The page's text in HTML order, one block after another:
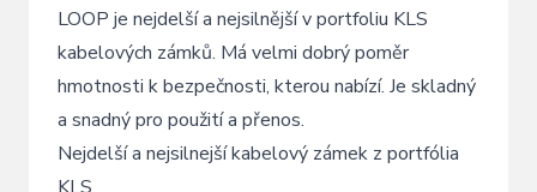
LOOP je nejdelší a nejsilnější v portfoliu KLS
kabelových zámků. Má velmi dobrý poměr
hmotnosti k bezpečnosti, kterou nabízí. Je skladný
a snadný pro použití a přenos.
Nejdelší a nejsilnejší kabelový zámek z portfólia